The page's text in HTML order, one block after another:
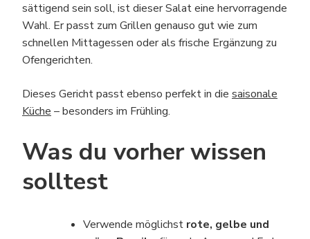
sättigend sein soll, ist dieser Salat eine hervorragende
Wahl. Er passt zum Grillen genauso gut wie zum
schnellen Mittagessen oder als frische Ergänzung zu
Ofengerichten.
Dieses Gericht passt ebenso perfekt in die saisonale
Küche – besonders im Frühling.
Was du vorher wissen
solltest
Verwende möglichst rote, gelbe und